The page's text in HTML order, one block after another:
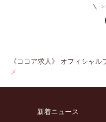
シ
《ココア求人》 オフィシャル
メ
新着ニュース